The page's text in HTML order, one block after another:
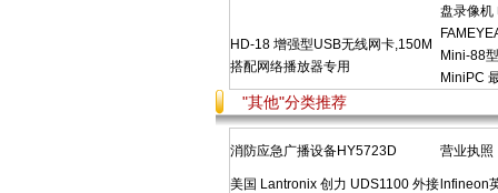
盘录像机
HD-18 增强型USB无线网卡,150M
搭配网络播放器专用
Mini-88
MiniPC
"其他"分类推荐
消防应急广播设备HY5723D 营业执照
美国 Lantronix 创力 UDS1100 外接 lnfineon